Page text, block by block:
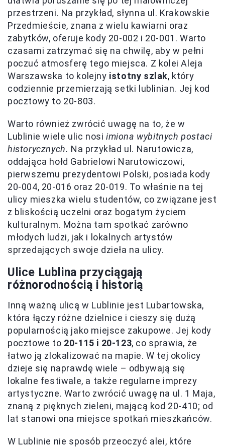
przestrzeni. Na przykład, słynna ul. Krakowskie
Przedmieście, znana z wielu kawiarni oraz
zabytków, oferuje kody 20-002 i 20-001. Warto
czasami zatrzymać się na chwilę, aby w pełni
poczuć atmosferę tego miejsca. Z kolei Aleja
Warszawska to kolejny istotny szlak, który
codziennie przemierzają setki lublinian. Jej kod
pocztowy to 20-803.
Warto również zwrócić uwagę na to, że w
Lublinie wiele ulic nosiimiona wybitnych postaci
historycznych. Na przykład ul. Narutowicza,
oddająca hołd Gabrielowi Narutowiczowi,
pierwszemu prezydentowi Polski, posiada kody
20-004, 20-016 oraz 20-019. To właśnie na tej
ulicy mieszka wielu studentów, co związane jest
z bliskością uczelni oraz bogatym życiem
kulturalnym. Można tam spotkać zarówno
młodych ludzi, jak i lokalnych artystów
sprzedających swoje dzieła na ulicy.
Ulice Lublina przyciągają
różnorodnością i historią
Inną ważną ulicą w Lublinie jest Lubartowska,
która łączy różne dzielnice i cieszy się dużą
popularnością jako miejsce zakupowe. Jej kody
pocztowe to 20-115 i 20-123, co sprawia, że
łatwo ją zlokalizować na mapie. W tej okolicy
dzieje się naprawdę wiele – odbywają się
lokalne festiwale, a także regularne imprezy
artystyczne. Warto zwrócić uwagę na ul. 1 Maja,
znaną z pięknych zieleni, mającą kod 20-410; od
lat stanowi ona miejsce spotkań mieszkańców.
W Lublinie nie sposób przeoczyć alei, które